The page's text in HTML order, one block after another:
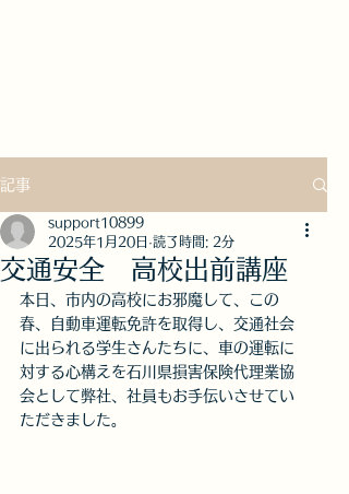
記事
交通安全 高校出前講座
support10899
2025年1月20日 読了時間: 2分
本日、市内の高校にお邪魔して、この
春、自動車運転免許を取得し、交通社会
に出られる学生さんたちに、車の運転に
対する心構えを石川県損害保険代理業協
会として弊社、社員もお手伝いさせてい
ただきました。